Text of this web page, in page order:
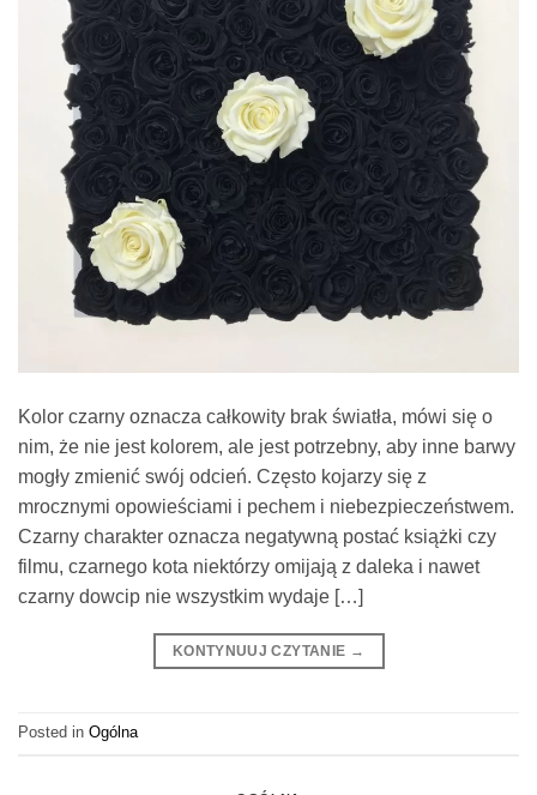
Kolor czarny oznacza całkowity brak światła, mówi się o
nim, że nie jest kolorem, ale jest potrzebny, aby inne barwy
mogły zmienić swój odcień. Często kojarzy się z
mrocznymi opowieściami i pechem i niebezpieczeństwem.
Czarny charakter oznacza negatywną postać książki czy
filmu, czarnego kota niektórzy omijają z daleka i nawet
czarny dowcip nie wszystkim wydaje […]
KONTYNUUJ CZYTANIE →
Posted in Ogólna